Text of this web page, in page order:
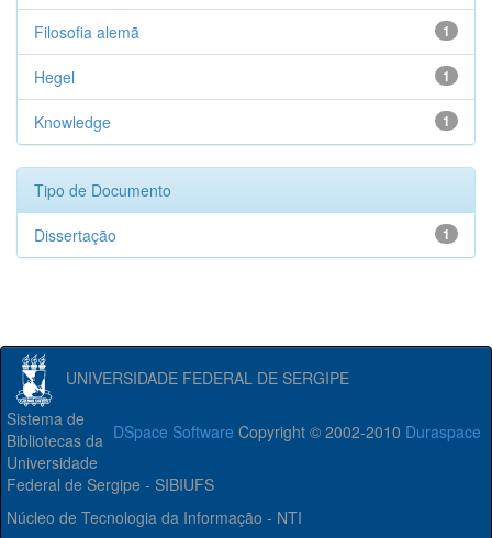
1
Filosofia alemã
1
Hegel
1
Knowledge
Tipo de Documento
1
Dissertação
UNIVERSIDADE FEDERAL DE SERGIPE
DSpace Software Copyright © 2002-2010 Duraspace
Sistema de
Bibliotecas da
Universidade
Federal de Sergipe - SIBIUFS
Núcleo de Tecnologia da Informação - NTI